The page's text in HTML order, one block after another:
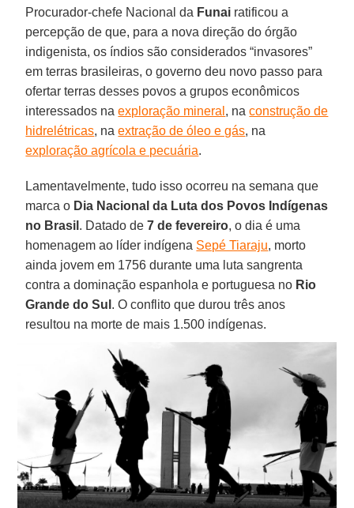
Procurador-chefe Nacional da Funai ratificou a
percepção de que, para a nova direção do órgão
indigenista, os índios são considerados “invasores”
em terras brasileiras, o governo deu novo passo para
ofertar terras desses povos a grupos econômicos
interessados naexploração mineral , naconstrução de
hidrelétricas, naextração de óleo e gás, na
exploração agrícola e pecuária.
Lamentavelmente, tudo isso ocorreu na semana que
marca o Dia Nacional da Luta dos Povos Indígenas
no Brasil . Datado de7 de fevereiro, o dia é uma
homenagem ao líder indígena Sepé Tiaraju, morto
ainda jovem em 1756 durante uma luta sangrenta
contra a dominação espanhola e portuguesa no Rio
Grande do Sul . O conflito que durou três anos
resultou na morte de mais 1.500 indígenas.